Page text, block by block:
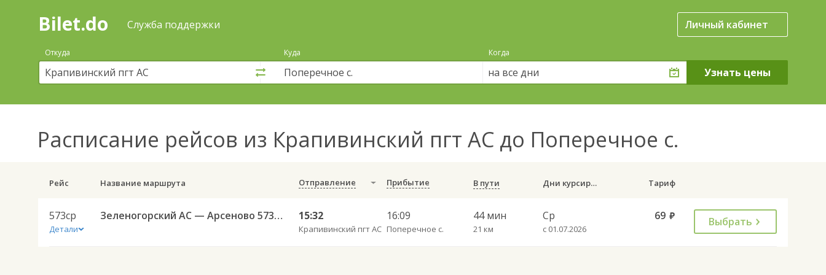
Поиск
покупка
билетов
автобус
онлайн
Bilet.do Служба поддержки Личный кабинет
Откуда Куда Когда
на все дни
Расписание рейсов из Крапивинский пгт АС до Поперечное с.
Рейс Название маршрута Отправление Прибытие В пути Дни курсирования Тариф
573ср
Детали
Зеленогорский АС — Арсеново 573ср 15:32
Крапивинский пгт АС
16:09
Поперечное с.
44 мин
21 км
Ср
с 01.07.2026
69 руб. Выбрать